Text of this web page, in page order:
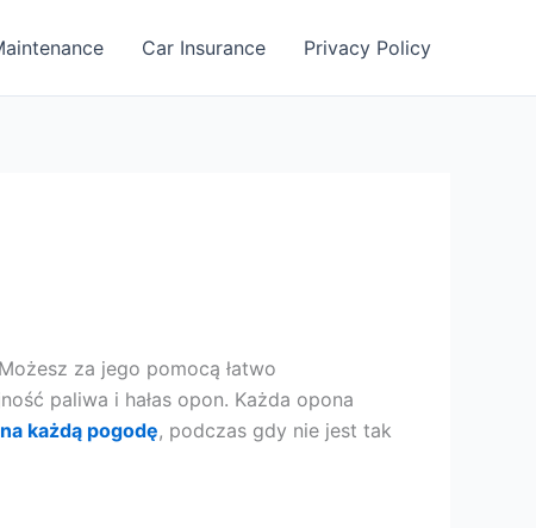
Car Insurance Privacy Policy
za jego pomocą łatwo
paliwa i hałas opon. Każda opona
każdą pogodę, podczas gdy nie jest tak